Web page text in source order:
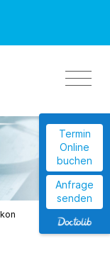
Termin
Online
buchen
Anfrage
senden